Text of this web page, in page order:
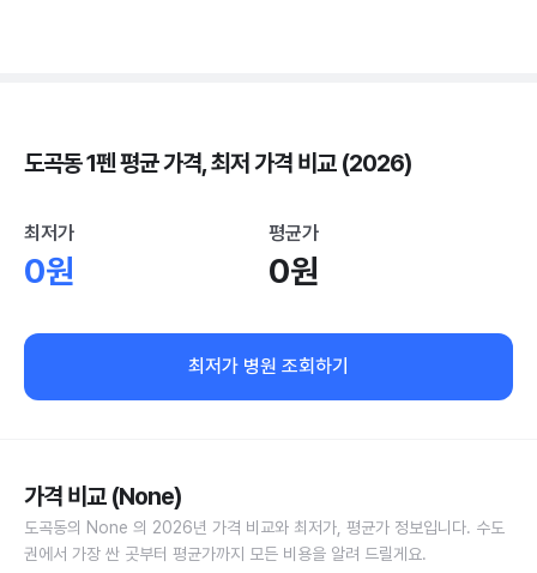
도곡동 1펜 평균 가격, 최저 가격 비교 (2026)
최저가
0원
평균가
0원
최저가 병원 조회하기
가격 비교 (None)
도곡동의 None 의 2026년 가격 비교와 최저가, 평균가 정보입니다. 수도
권에서 가장 싼 곳부터 평균가까지 모든 비용을 알려 드릴게요.